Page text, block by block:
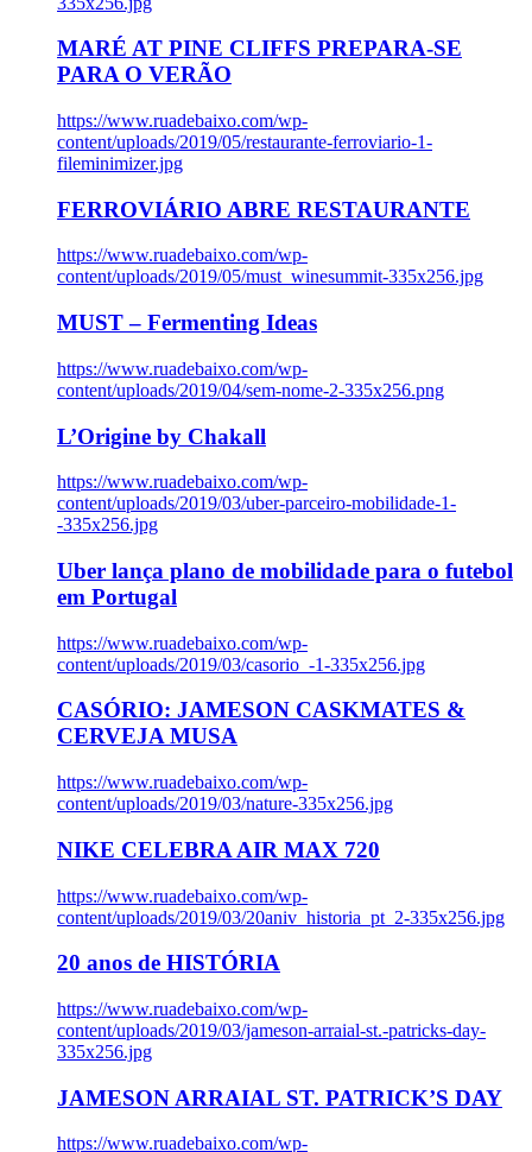
MARÉ AT PINE CLIFFS PREPARA-SE
PARA O VERÃO
https://www.ruadebaixo.com/wp-
content/uploads/2019/05/restaurante-ferroviario-1-
fileminimizer.jpg
FERROVIÁRIO ABRE RESTAURANTE
https://www.ruadebaixo.com/wp-
content/uploads/2019/05/must_winesummit-335x256.jpg
MUST – Fermenting Ideas
https://www.ruadebaixo.com/wp-
content/uploads/2019/04/sem-nome-2-335x256.png
L’Origine by Chakall
https://www.ruadebaixo.com/wp-
content/uploads/2019/03/uber-parceiro-mobilidade-1-
-335x256.jpg
Uber lança plano de mobilidade para o futebol
em Portugal
https://www.ruadebaixo.com/wp-
content/uploads/2019/03/casorio_-1-335x256.jpg
CASÓRIO: JAMESON CASKMATES &
CERVEJA MUSA
https://www.ruadebaixo.com/wp-
content/uploads/2019/03/nature-335x256.jpg
NIKE CELEBRA AIR MAX 720
https://www.ruadebaixo.com/wp-
content/uploads/2019/03/20aniv_historia_pt_2-335x256.jpg
20 anos de HISTÓRIA
https://www.ruadebaixo.com/wp-
content/uploads/2019/03/jameson-arraial-st.-patricks-day-
335x256.jpg
JAMESON ARRAIAL ST. PATRICK’S DAY
https://www.ruadebaixo.com/wp-